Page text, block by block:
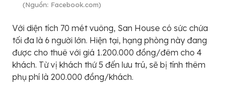
(Nguồn: Facebook.com)
Với diện tích 70 mét vuông, San House có sức chứa
tối đa là 6 người lớn. Hiện tại, hạng phòng này đang
được cho thuê với giá 1.200.000 đồng/đêm cho 4
khách. Từ vị khách thứ 5 đến lưu trú, sẽ bị tính thêm
phụ phí là 200.000 đồng/khách.